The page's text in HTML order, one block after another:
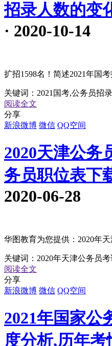
招录人数的变
· 2020-10-14
扩招1598名！简述2021年国
关键词： 2021国考,公务员招录
阅读全文
分享
新浪微博 微信 QQ空间
2020天津公务
务员职位表下
2020-06-28
华图教育为您提供：2020年
关键词： 2020年天津公务员
阅读全文
分享
新浪微博 微信 QQ空间
2021年国家公
度分析,历年考